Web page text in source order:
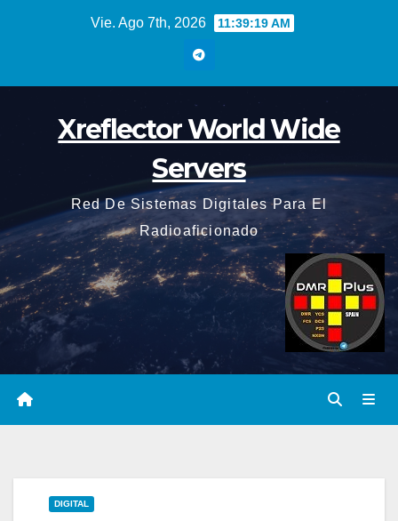
Vie. Ago 7th, 2026 11:39:20 AM
Xreflector World Wide
Servers
Red De Sistemas Digitales Para El
Radioaficionado
DIGITAL